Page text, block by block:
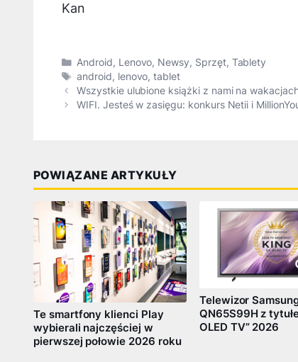
Kan
Kategorie
Android, Lenovo, Newsy, Sprzęt, Tablety
Tagi
android, lenovo,tablet
Wszystkie ulubione książki z nami na
WIFI. Jesteś w zasięgu: konkurs Netii i
POWIĄZANE ARTYKUŁY
Te smartfony klienci Play
wybierali najczęściej w
pierwszej połowie 2026 roku
Telewizor
QN65S99H z
OLED TV” 2026